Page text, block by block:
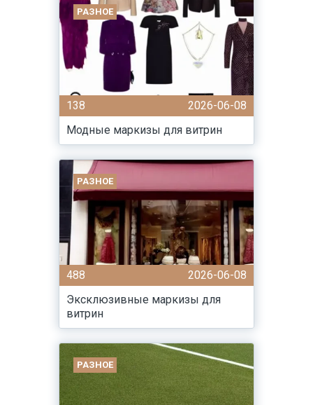
РАЗНОЕ
138
2026-06-08
Модные маркизы для витрин
РАЗНОЕ
488
2026-06-08
Эксклюзивные маркизы для
витрин
РАЗНОЕ